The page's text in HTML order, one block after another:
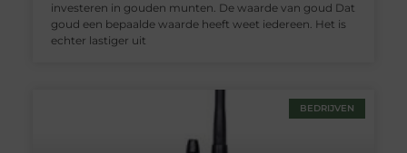
investeren in gouden munten. De waarde van goud Dat
goud een bepaalde waarde heeft weet iedereen. Het is
echter lastiger uit
BEDRIJVEN